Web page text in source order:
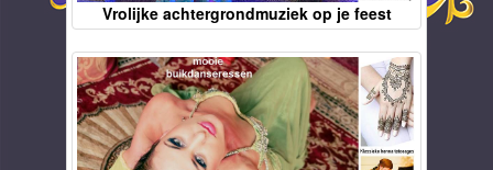
Vrolijke achtergrondmuziek op je feest